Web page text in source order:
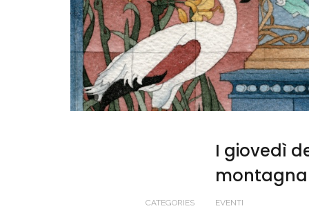
I giovedì
CATEGORIES EVENTI